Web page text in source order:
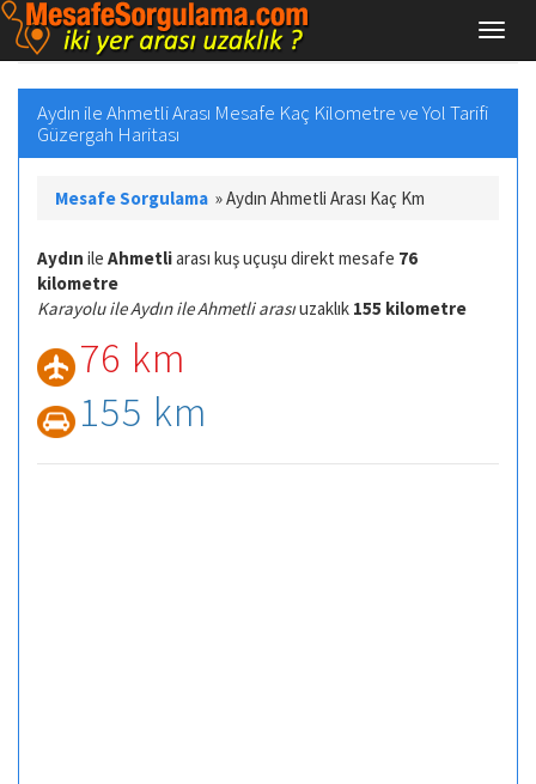
Aydın ile Ahmetli Arası Mesafe Kaç Kilometre ve Yol Tarifi
Güzergah Haritası
Mesafe Sorgulama »Aydın Ahmetli Arası Kaç Km
Aydın ile Ahmetliarası kuş uçuşu direkt mesafe 76
kilometre
Karayolu ile Aydın ile Ahmetli arasıuzaklık 155 kilometre
76 km
155 km